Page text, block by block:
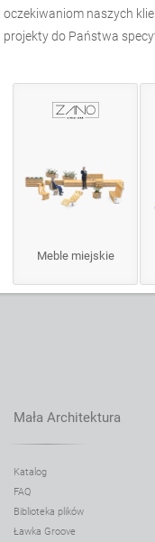
oczekiwaniom naszych
projekty do Państwa
Meble miejskie
Mała Architektura
Katalog
FAQ
Biblioteka plików
Ławka Groove